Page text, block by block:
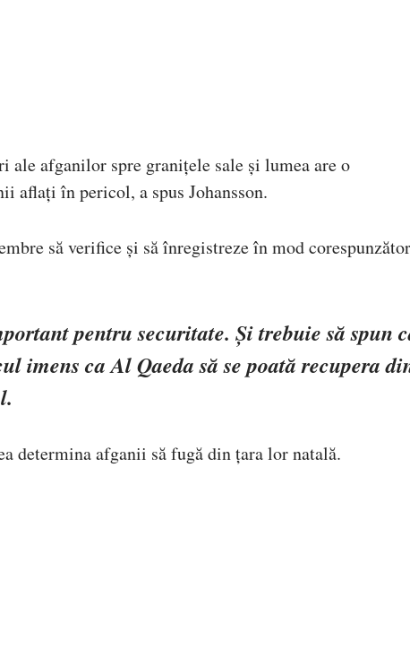
ale afganilor spre granițele sale și lumea are o
aflați în pericol, a spus Johansson.
să verifice și să înregistreze în mod
pentru securitate. Și trebuie să spun
imens ca Al Qaeda să se poată recupera
determina afganii să fugă din țara lor natală.